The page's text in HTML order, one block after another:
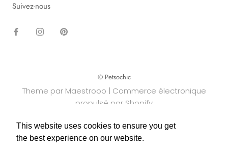
This website uses cookies to ensure you get
the best experience on our website.
This website uses cookies to ensure you get
the best experience on our website.
Suivez-nous
© Petsochic
Theme par Maestrooo | Commerce électronique
propulsé par Shopify